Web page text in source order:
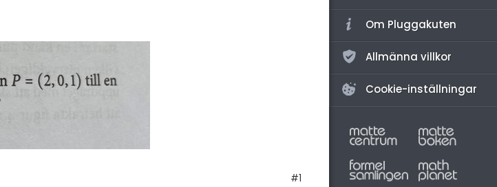
#1
Om Pluggakuten
Allmänna villkor
Cookie-inställningar